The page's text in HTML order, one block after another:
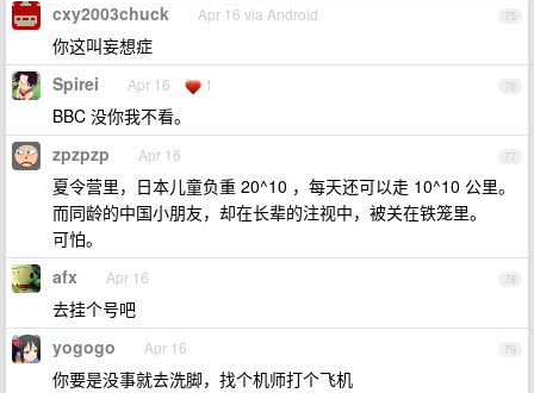
75
cxy2003chuck Apr 16 via Android
你这叫妄想症
76
Spirei Apr 16 1
BBC 没你我不看。
77
zpzpzp Apr 16
夏令营里，日本儿童负重 20^10 ，每天还可以走 10^10 公里。
而同龄的中国小朋友，却在长辈的注视中，被关在铁笼里。
可怕。
78
afx Apr 16
去挂个号吧
79
yogogo Apr 16
你要是没事就去洗脚，找个机师打个飞机